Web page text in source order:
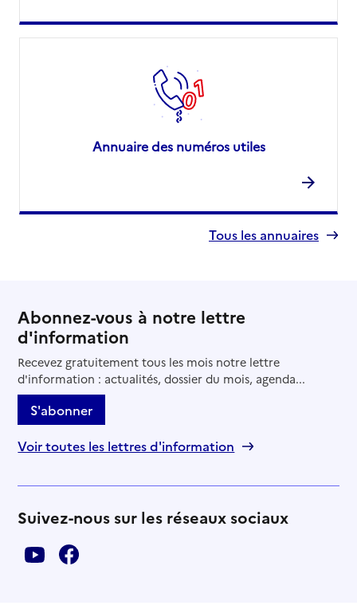
Annuaire des numéros utiles
Tous les annuaires
Abonnez-vous à notre lettre
d'information
Recevez gratuitement tous les mois notre lettre
d'information : actualités, dossier du mois, agenda...
S'abonner
Voir toutes les lettres d'information
Suivez-nous sur les réseaux sociaux